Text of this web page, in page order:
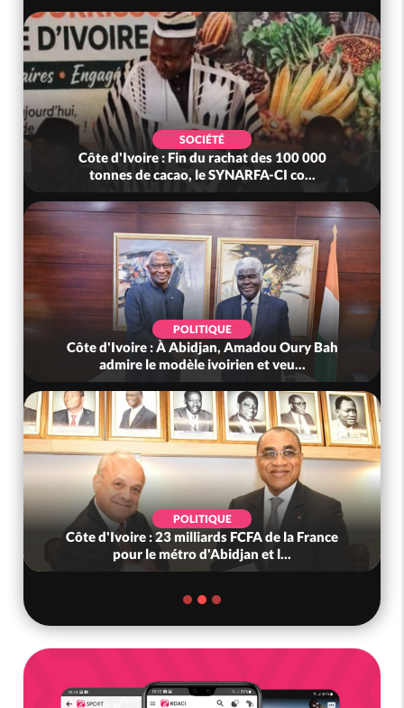
SOCIÉTÉ
Côte d'Ivoire : Fin du rachat des 100 000
tonnes de cacao, le SYNARFA-CI co...
POLITIQUE
Côte d'Ivoire : À Abidjan, Amadou Oury Bah
admire le modèle ivoirien et veu...
POLITIQUE
Côte d'Ivoire : 23 milliards FCFA de la France
pour le métro d'Abidjan et l...